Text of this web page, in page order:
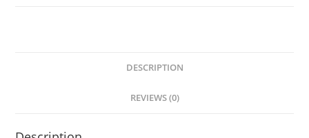
DESCRIPTION
REVIEWS (0)